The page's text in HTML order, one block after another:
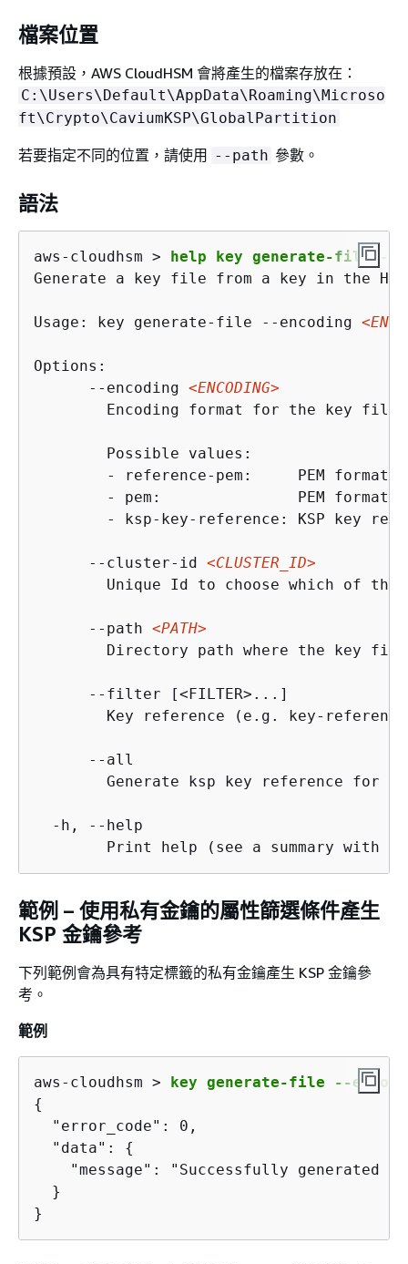
檔案位置
根據預設，AWS CloudHSM 會將產生的檔案存放在：
C:\Users\Default\AppData\Roaming\Microso
ft\Crypto\CaviumKSP\GlobalPartition
若要指定不同的位置，請使用 --path 參數。
語法
aws-cloudhsm > help key generate-file --
Generate a key file from a key in the
Usage: key generate-file --encoding
Options:
      --encoding
<ENCODING>
        Encoding format for the key file
        Possible values:
- reference-pem:     PEM
- pem:               PEM format
- ksp-key-reference: KSP key
      --cluster-id
<CLUSTER_ID>
Unique Id to choose which of
      --path
<PATH>
Directory path where the key
      --filter [<FILTER>...]
Key reference (e.g. key-
      --all
Generate ksp key reference for
  -h, --help
Print help (see a summary with
範例 – 使用私有金鑰的屬性篩選條件產生
KSP 金鑰參考
下列範例會為具有特定標籤的私有金鑰產生 KSP 金鑰參
考。
範例
aws-cloudhsm > key generate-file --
{
  "error_code": 0,
  "data":
{
"message": "Successfully generated
  }
}